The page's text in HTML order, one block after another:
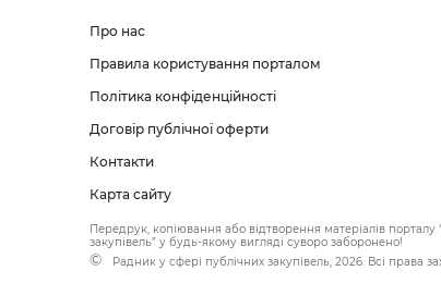
Про нас
Правила користування порталом
Політика конфіденційності
Договір публічної оферти
Контакти
Карта сайту
Передрук, копіювання або відтворення матеріалів
закупівель” у будь-якому вигляді суворо заборонено!
Радник у сфері публічних закупівель, 2026. Всі права